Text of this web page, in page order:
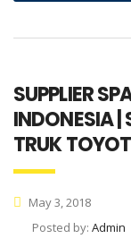
SUPPLIER
INDONESIA |
TRUK
May 3, 2018
Posted by: Admin